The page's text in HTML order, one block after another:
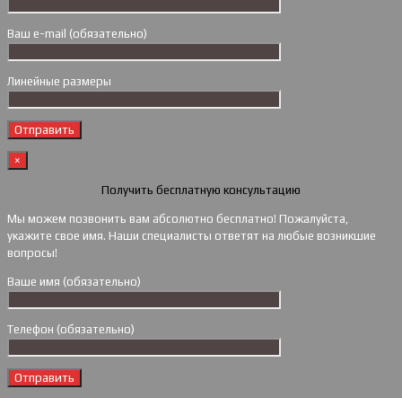
Ваш e-mail (обязательно)
Линейные размеры
×
Получить бесплатную консультацию
Мы можем позвонить вам абсолютно бесплатно! Пожалуйста,
укажите свое имя. Наши специалисты ответят на любые возникшие
вопросы!
Ваше имя (обязательно)
Телефон (обязательно)